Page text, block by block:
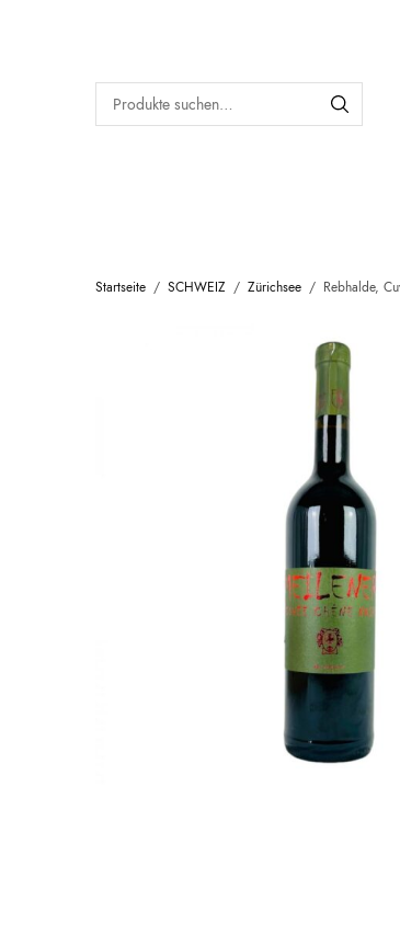
Startseite / SCHWEIZ / Zürichsee / Rebhalde,